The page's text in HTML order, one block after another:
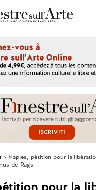
Naples, pétition pour la
de Rags
pour la